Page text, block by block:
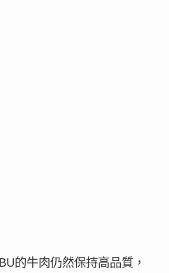
的牛肉仍然保持高品質，